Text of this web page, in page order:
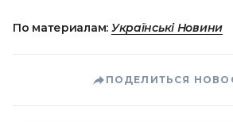
По материалам: Українські Новини
ПОДЕЛИТЬСЯ